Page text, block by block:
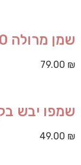
שמן מרולה 100 מ"ל
79.00 ₪
שמפו יבש
49.00 ₪